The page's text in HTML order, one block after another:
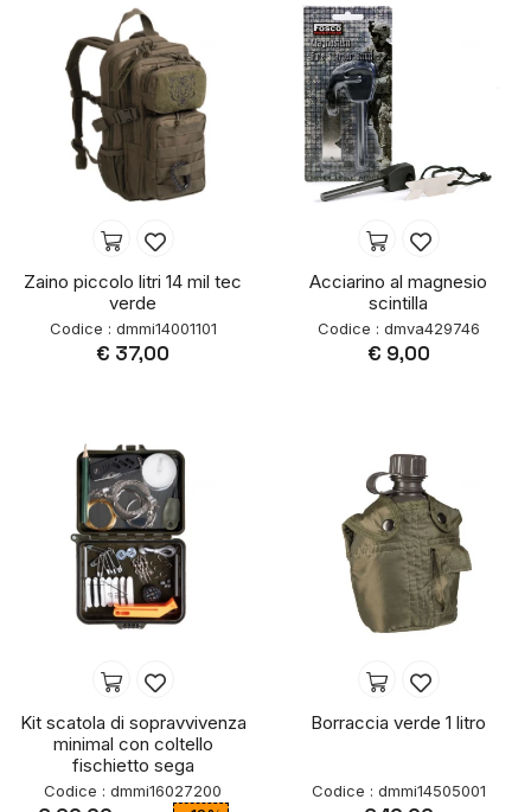
Zaino piccolo litri 14 mil tec
verde
Codice : dmmi14001101
€ 37,00
Acciarino al magnesio
scintilla
Codice : dmva429746
€ 9,00
Kit scatola di sopravvivenza
minimal con coltello
fischietto sega
Codice : dmmi16027200
Borraccia verde 1 litro
Codice : dmmi14505001